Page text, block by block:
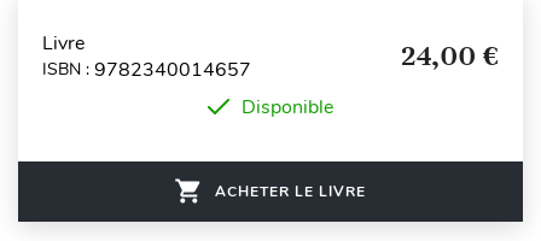
Livre
ISBN : 9782340014657 24,00 €
Disponible
ACHETER LE LIVRE